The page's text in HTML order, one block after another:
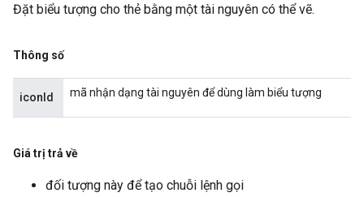
Đặt biểu tượng cho thẻ bằng một tài nguyên có thể vẽ.
Thông số
iconId mã nhận dạng tài nguyên để dùng làm biểu tượng
Giá trị trả về
đối tượng này để tạo chuỗi lệnh gọi